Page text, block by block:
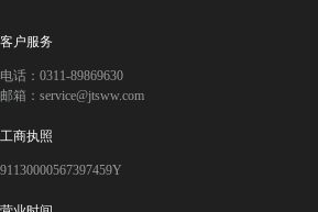
客户服务
电话：0311-89869630
邮箱：service@jtsww.com
工商执照
91130000567397459Y